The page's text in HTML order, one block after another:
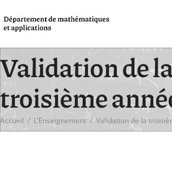
Validation de
troisième
Accueil / L’Enseignement / Validation de la